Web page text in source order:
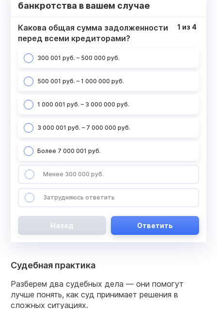
банкротства в вашем случае
Какова общая сумма задолженности
перед всеми кредиторами?
300 001 руб. – 500 000 руб.
500 001 руб. – 1 000 000 руб.
1 000 001 руб. – 3 000 000 руб.
3 000 001 руб. – 7 000 000 руб.
Более 7 000 001 руб.
Менее 300 000 руб.
Затрудняюсь ответить
1 из 4
Назад Ответить
Судебная практика
Разберем два судебных дела — они помогут
лучше понять, как суд принимает решения в
сложных ситуациях.